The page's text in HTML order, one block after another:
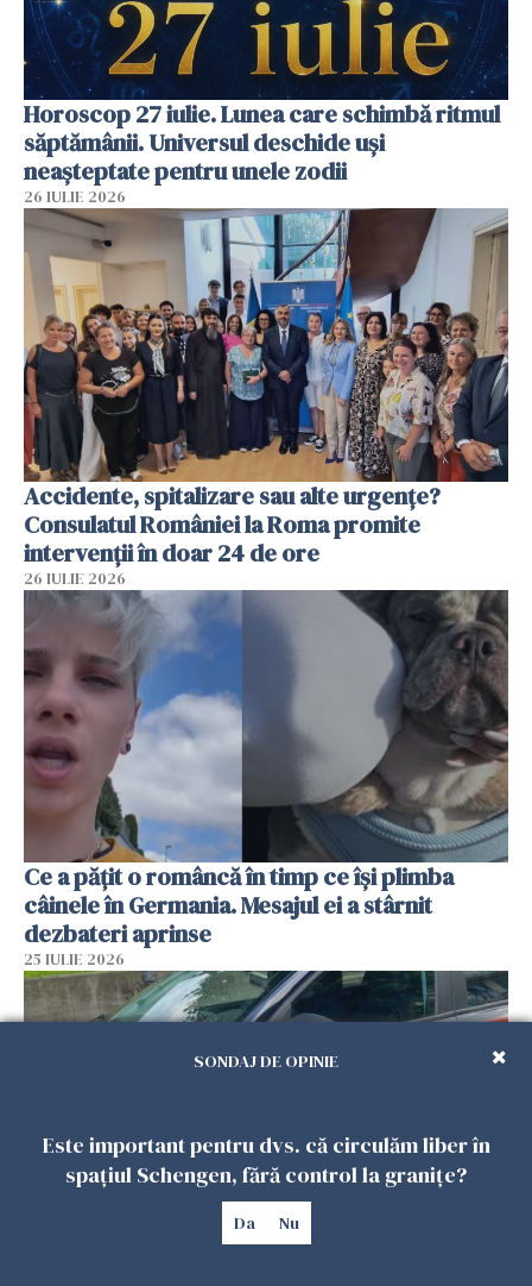
Horoscop 27 iulie. Lunea care schimbă ritmul
săptămânii. Universul deschide uși
neașteptate pentru unele zodii
26 IULIE 2026
Accidente, spitalizare sau alte urgențe?
Consulatul României la Roma promite
intervenții în doar 24 de ore
26 IULIE 2026
Ce a pățit o româncă în timp ce își plimba
câinele în Germania. Mesajul ei a stârnit
dezbateri aprinse
25 IULIE 2026
SONDAJ DE OPINIE
Este important pentru dvs. că circulăm liber în
spațiul Schengen, fără control la granițe?
Da Nu